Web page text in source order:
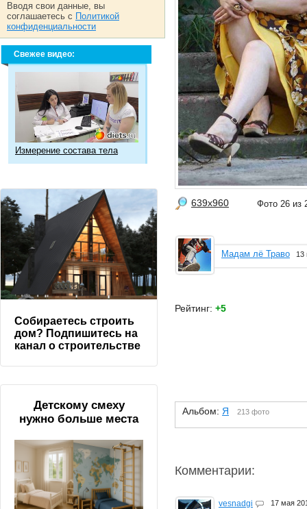
639x960 Фото 26
Мадам лё Траво 13
Рейтинг: +5
Альбом: Я 213 фото
Комментарии:
vesnadgi 17 мая
Вводя свои данные, вы
соглашаетесь с Политикой
конфиденциальности
Свежее видео:
Измерение состава тела
Собираетесь строить
дом? Подпишитесь на
канал о строительстве
Детскому смеху
нужно больше места